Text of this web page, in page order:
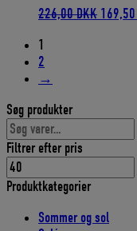
226,00DKK Den
169,50
1
2
→
Søg produkter
Søg
efter:
Filtrer efter pris
Mindste
pris
Produktkategorier
Sommer og sol